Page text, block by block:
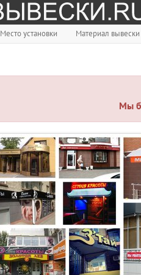
Место установки Материал вывески
Мы